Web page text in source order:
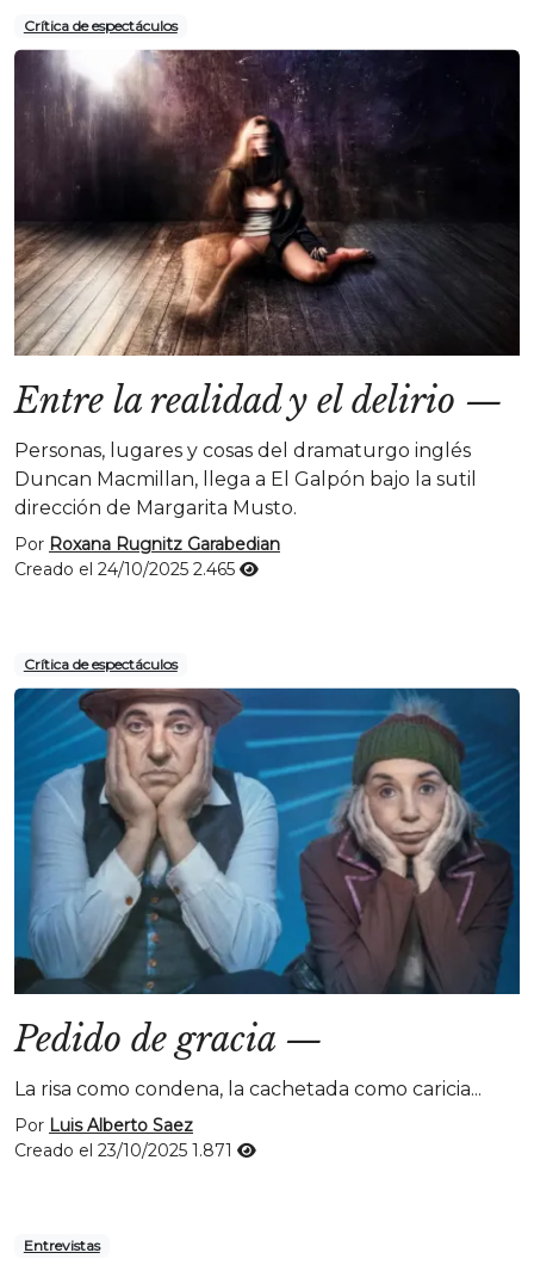
Crítica de espectáculos
Entre la realidad y el delirio —
Personas, lugares y cosas del dramaturgo inglés
Duncan Macmillan, llega a El Galpón bajo la sutil
dirección de Margarita Musto.
Por Roxana Rugnitz Garabedian
Creado el 24/10/2025 2.465
Crítica de espectáculos
Pedido de gracia —
La risa como condena, la cachetada como caricia...
Por Luis Alberto Saez
Creado el 23/10/2025 1.871
Entrevistas